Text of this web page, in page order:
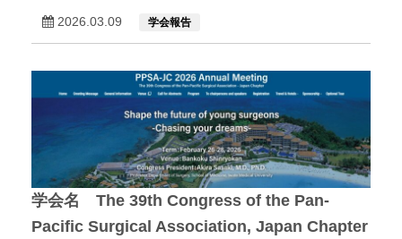
2026.03.09 学会報告
学会名 The 39th Congress of the Pan-
Pacific Surgical Association, Japan Chapter